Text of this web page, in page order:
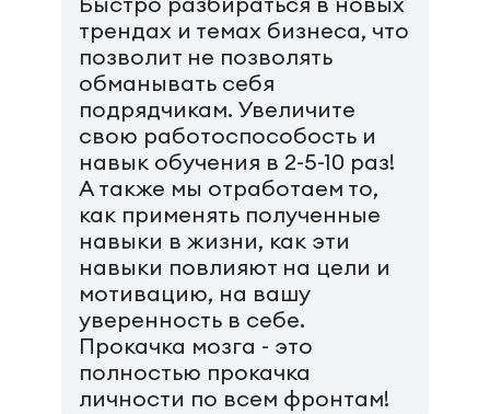
трендах и темах бизнеса, что
позволит не позволять
обманывать себя
подрядчикам. Увеличите
свою работоспособость и
навык обучения в 2-5-10 раз!
А также мы отработаем то,
как применять полученные
навыки в жизни, как эти
навыки повлияют на цели и
мотивацию, на вашу
уверенность в себе.
Прокачка мозга - это
полностью прокачка
личности по всем фронтам!